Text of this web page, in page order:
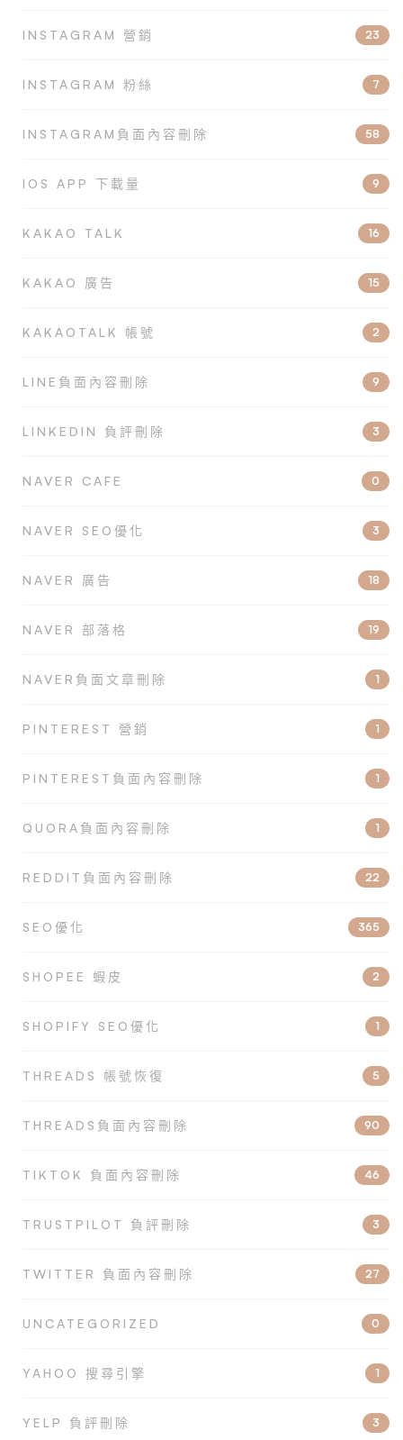
INSTAGRAM 營銷 23
INSTAGRAM 粉絲 7
INSTAGRAM負面內容刪除 58
IOS APP 下載量 9
KAKAO TALK 16
KAKAO 廣告 15
KAKAOTALK 帳號 2
LINE負面內容刪除 9
LINKEDIN 負評刪除 3
NAVER CAFE 0
NAVER SEO優化 3
NAVER 廣告 18
NAVER 部落格 19
NAVER負面文章刪除 1
PINTEREST 營銷 1
PINTEREST負面內容刪除 1
QUORA負面內容刪除 1
REDDIT負面內容刪除 22
SEO優化 365
SHOPEE 蝦皮 2
SHOPIFY SEO優化 1
THREADS 帳號恢復 5
THREADS負面內容刪除 90
TIKTOK 負面內容刪除 46
TRUSTPILOT 負評刪除 3
TWITTER 負面內容刪除 27
UNCATEGORIZED 0
YAHOO 搜尋引擎 1
YELP 負評刪除 3